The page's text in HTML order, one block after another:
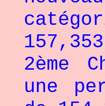
157,353
2ème
une